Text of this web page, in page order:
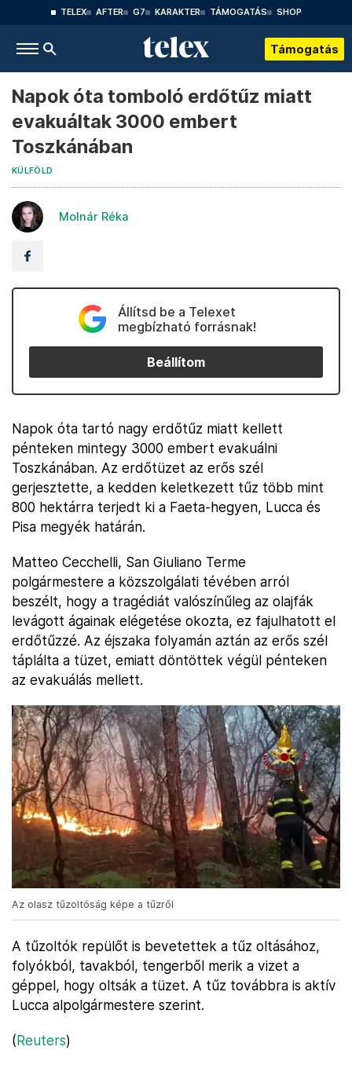
TELEX AFTER G7 KARAKTER TÁMOGATÁS SHOP
Támogatás
Napok óta tomboló erdőtűz miatt
evakuáltak 3000 embert
Toszkánában
KÜLFÖLD
Molnár Réka
Állítsd be a Telexet
megbízható forrásnak!
Beállítom
Napok óta tartó nagy erdőtűz miatt kellett
pénteken mintegy 3000 embert evakuálni
Toszkánában. Az erdőtüzet az erős szél
gerjesztette, a kedden keletkezett tűz több mint
800 hektárra terjedt ki a Faeta-hegyen, Lucca és
Pisa megyék határán.
Matteo Cecchelli, San Giuliano Terme
polgármestere a közszolgálati tévében arról
beszélt, hogy a tragédiát valószínűleg az olajfák
levágott ágainak elégetése okozta, ez fajulhatott el
erdőtűzzé. Az éjszaka folyamán aztán az erős szél
táplálta a tüzet, emiatt döntöttek végül pénteken
az evakuálás mellett.
Az olasz tűzoltóság képe a tűzről
A tűzoltók repülőt is bevetettek a tűz oltásához,
folyókból, tavakból, tengerből merik a vizet a
géppel, hogy oltsák a tüzet. A tűz továbbra is aktív
Lucca alpolgármestere szerint.
(Reuters)